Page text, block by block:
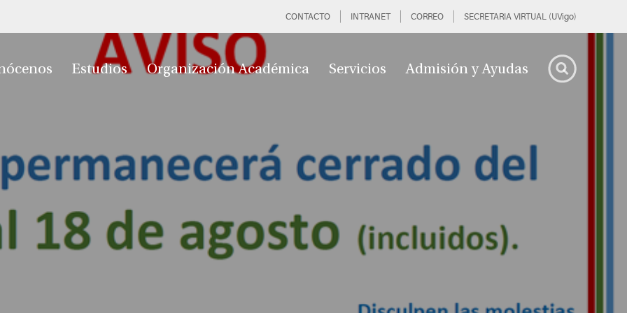
CONTACTO INTRANET CORREO SECRETARIA VIRTUAL (UVigo)
Estudios Organización Académica Servicios Admisión y Ayudas